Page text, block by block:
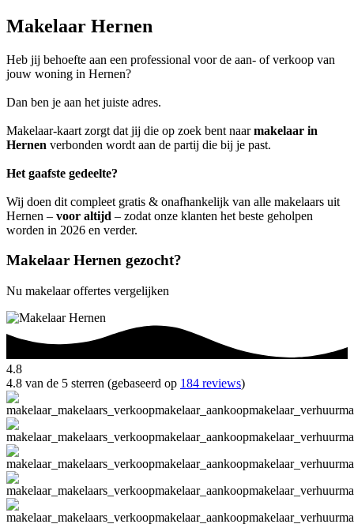
Makelaar Hernen
Heb jij behoefte aan een professional voor de aan- of verkoop van
jouw woning in Hernen?
Dan ben je aan het juiste adres.
Makelaar-kaart zorgt dat jij die op zoek bent naarmakelaar in
Hernen verbonden wordt aan de partij die bij je past.
Het gaafste gedeelte?
Wij doen dit compleet gratis & onafhankelijk van alle makelaars uit
Hernen – voor altijd – zodat onze klanten het beste geholpen
worden in 2026 en verder.
Makelaar Hernen gezocht?
Nu makelaar offertes vergelijken
4.8
4.8 van de 5 sterren (gebaseerd op 184 reviews)